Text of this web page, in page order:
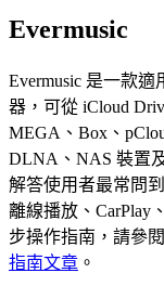
Evermusic
Evermusic 是一款適
器，可從 iCloud
MEGA、Box、
DLNA、NAS 裝置
解答使用者最常問
離線播放、CarPlay
步操作指南，請參閱
指南文章 。